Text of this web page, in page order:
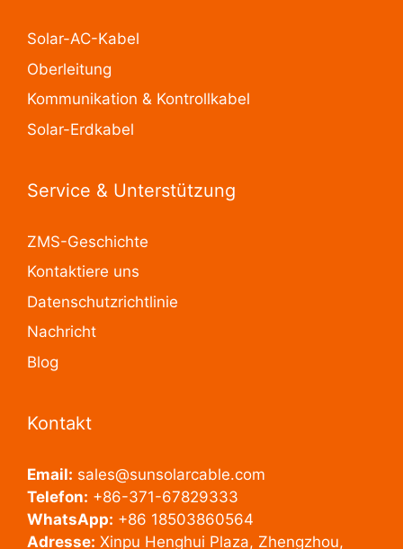
Solar-AC-Kabel
Oberleitung
Kommunikation & Kontrollkabel
Solar-Erdkabel
Service & Unterstützung
ZMS-Geschichte
Kontaktiere uns
Datenschutzrichtlinie
Nachricht
Blog
Kontakt
Email: sales@sunsolarcable.com
Telefon: +86-371-67829333
WhatsApp: +86 18503860564
Adresse: Xinpu Henghui Plaza, Zhengzhou,